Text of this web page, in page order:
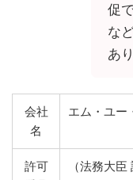
促
な
あ
会社
名
エム・ユー
許可
（法務大